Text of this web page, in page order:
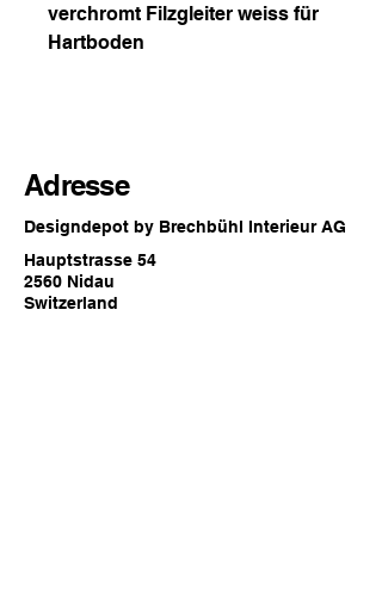
verchromt Filzgleiter weiss für
Hartboden
Adresse
Designdepot by Brechbühl Interieur AG
Hauptstrasse 54
2560 Nidau
Switzerland